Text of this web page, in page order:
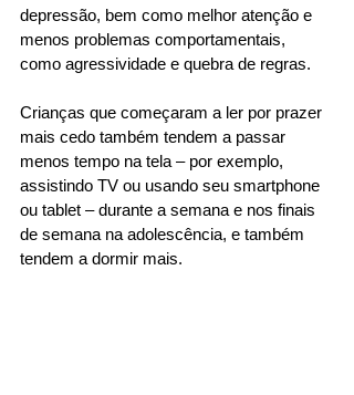
depressão, bem como melhor atenção e
menos problemas comportamentais,
como agressividade e quebra de regras.
Crianças que começaram a ler por prazer
mais cedo também tendem a passar
menos tempo na tela – por exemplo,
assistindo TV ou usando seu smartphone
ou tablet – durante a semana e nos finais
de semana na adolescência, e também
tendem a dormir mais.